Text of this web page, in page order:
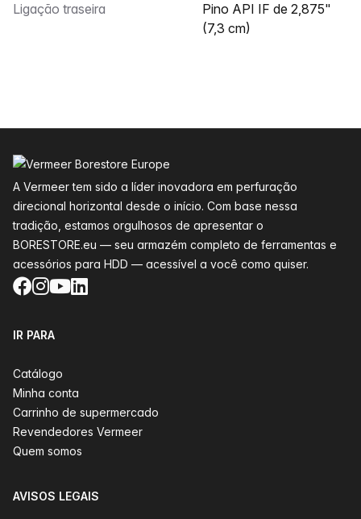
Ligação traseira
Pino API IF de 2,875"
(7,3 cm)
A Vermeer tem sido a líder inovadora em perfuração
direcional horizontal desde o início. Com base nessa
tradição, estamos orgulhosos de apresentar o
BORESTORE.eu — seu armazém completo de ferramentas e
acessórios para HDD — acessível a você como quiser.
Facebook
Instagram
YouTube
LinkedIn
IR PARA
Catálogo
Minha conta
Carrinho de supermercado
Revendedores Vermeer
Quem somos
AVISOS LEGAIS